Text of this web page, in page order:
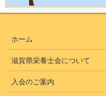
ホーム
滋賀県栄養士会について
入会のご案内